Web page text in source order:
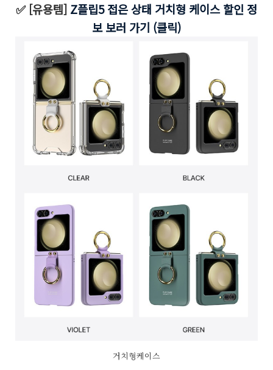
✅ [유용템] Z플립5 접은 상태 거치형 케이스 할인 정
보 보러 가기 (클릭)
거치형케이스